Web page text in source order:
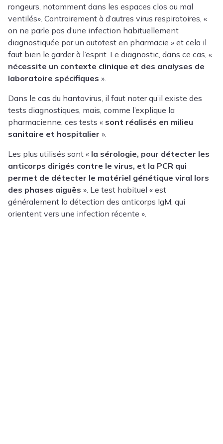
rongeurs, notamment dans les espaces clos ou mal
ventilés». Contrairement à d’autres virus respiratoires, «
on ne parle pas d’une infection habituellement
diagnostiquée par un autotest en pharmacie » et cela il
faut bien le garder à l’esprit. Le diagnostic, dans ce cas, «
nécessite un contexte clinique et des analyses de
laboratoire spécifiques ».
Dans le cas du hantavirus, il faut noter qu’il existe des
tests diagnostiques, mais, comme l’explique la
pharmacienne, ces tests « sont réalisés en milieu
sanitaire et hospitalier ».
Les plus utilisés sont « la sérologie, pour détecter les
anticorps dirigés contre le virus, et la PCR qui
permet de détecter le matériel génétique viral lors
des phases aiguës ». Le test habituel « est
généralement la détection des anticorps IgM, qui
orientent vers une infection récente ».